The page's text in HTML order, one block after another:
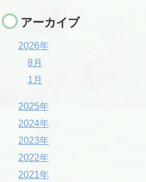
アーカイブ
2026年
8月
1月
2025年
2024年
2023年
2022年
2021年